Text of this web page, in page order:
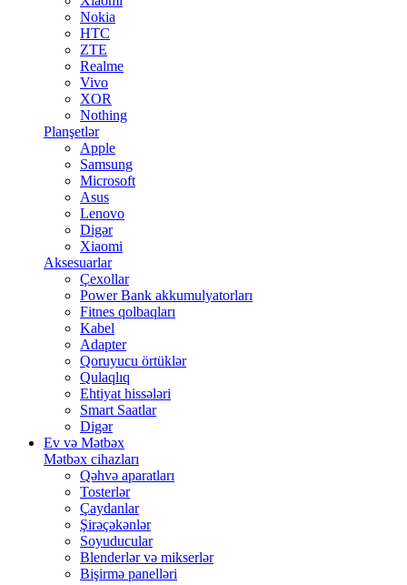
Nokia
HTC
ZTE
Realme
Vivo
XOR
Nothing
Planşetlər
Apple
Samsung
Microsoft
Asus
Lenovo
Digər
Xiaomi
Aksesuarlar
Çexollar
Power Bank akkumulyatorları
Fitnes qolbaqları
Kabel
Adapter
Qoruyucu örtüklər
Qulaqlıq
Ehtiyat hissələri
Smart Saatlar
Digər
Ev və Mətbəx
Mətbəx cihazları
Qəhvə aparatları
Tosterlər
Çaydanlar
Şirəçəkənlər
Soyuducular
Blenderlər və mikserlər
Bişirmə panelləri